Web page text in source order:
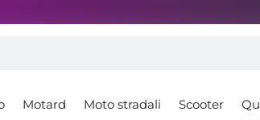
Motard Moto stradali Scooter